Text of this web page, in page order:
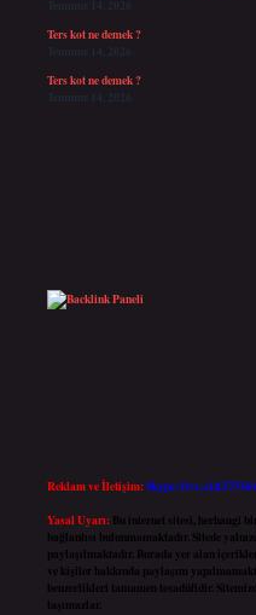
Temmuz 14, 2026
Ters kot ne demek ?
Temmuz 14, 2026
Ters kot ne demek ?
Temmuz 14, 2026
Reklam ve İletişim:Skype:
Yasal Uyarı: Bu internet sitesi, herhangi
bağlantısı bulunmamaktadır. Sitede
paylaşılmaktadır. Burada yer alan
ve kişiler hakkında paylaşım
benzerlikleri tamamen tesadüfidir.
taşımazlar.